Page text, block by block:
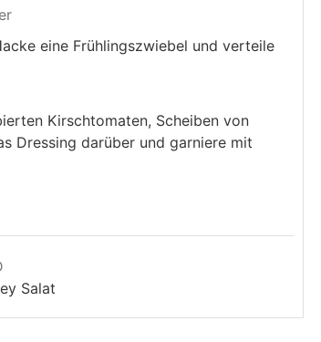
eine Frühlingszwiebel und verteile
Kirschtomaten, Scheiben von
Dressing darüber und garniere mit
Salat